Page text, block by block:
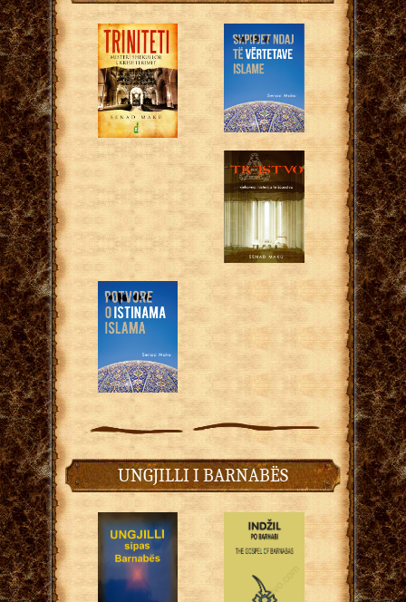
UNGJILLI I BARNABËS